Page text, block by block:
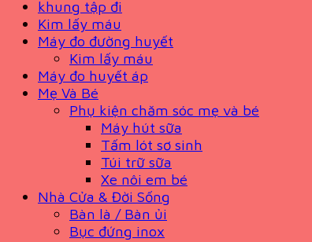
khung tập đi
Kim lấy máu
Máy đo đường huyết
Kim lấy máu
Máy đo huyết áp
Mẹ Và Bé
Phụ kiện chăm sóc mẹ và bé
Máy hút sữa
Tấm lót sơ sinh
Túi trữ sữa
Xe nôi em bé
Nhà Cửa & Đời Sống
Bàn là / Bàn ủi
Bục đứng inox